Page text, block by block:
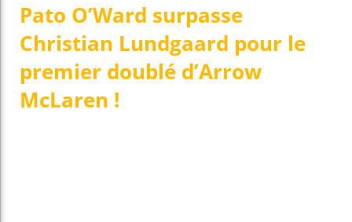
Pato O’Ward surpasse
Christian Lundgaard pour le
premier doublé d’Arrow
McLaren !